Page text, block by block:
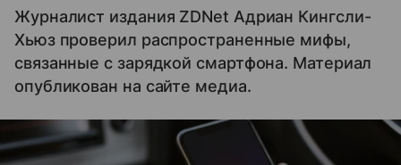
Журналист издания ZDNet Адриан Кингсли-
Хьюз проверил распространенные мифы,
связанные с зарядкой смартфона. Материал
опубликован на сайте медиа.